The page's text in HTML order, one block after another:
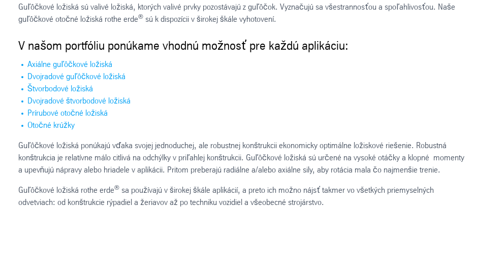
Guľôčkové ložiská sú valivé ložiská, ktorých valivé prvky pozostávajú z guľôčok. Vyznačujú sa všestrannosťou a spoľahlivosťou. Naše
guľôčkové otočné ložiská rothe erde® sú k dispozícii v širokej škále vyhotovení.
V našom portfóliu ponúkame vhodnú možnosť pre každú aplikáciu:
Axiálne guľôčkové ložiská
Dvojradové guľôčkové ložiská
Štvorbodové ložiská
Dvojradové štvorbodové ložiská
Prírubové otočné ložiská
Otočné krúžky
Guľôčkové ložiská ponúkajú vďaka svojej jednoduchej, ale robustnej konštrukcii ekonomicky optimálne ložiskové riešenie. Robustná
konštrukcia je relatívne málo citlivá na odchýlky v priľahlej konštrukcii. Guľôčkové ložiská sú určené na vysoké otáčky a klopné momenty
a upevňujú nápravy alebo hriadele v aplikácii. Pritom preberajú radiálne a/alebo axiálne sily, aby rotácia mala čo najmenšie trenie.
Guľôčkové ložiská rothe erde® sa používajú v širokej škále aplikácií, a preto ich možno nájsť takmer vo všetkých priemyselných
odvetviach: od konštrukcie rýpadiel a žeriavov až po techniku vozidiel a všeobecné strojárstvo.